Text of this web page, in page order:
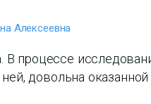
Алексеевна
В процессе
довольна оказанной